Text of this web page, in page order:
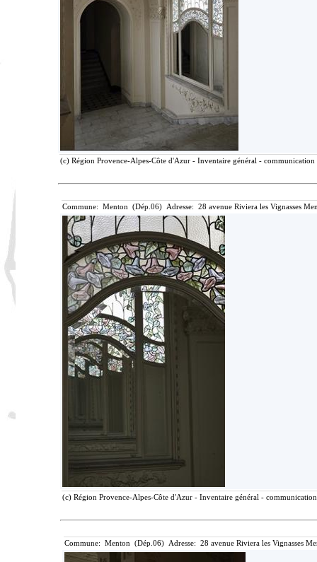
(c) Région Provence-Alpes-Côte d'Azur - Inventaire général -
Commune: Menton (Dép.06) Adresse: 28 avenue Riviera les Vignasses
(c) Région Provence-Alpes-Côte d'Azur - Inventaire général -
Commune: Menton (Dép.06) Adresse: 28 avenue Riviera les Vignasses